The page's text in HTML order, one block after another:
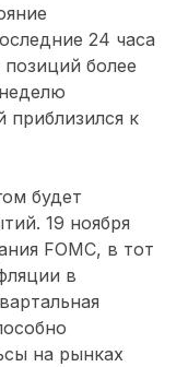
24 часа
более
к
будет
19 ноября
FOMC, в тот
в
на рынках